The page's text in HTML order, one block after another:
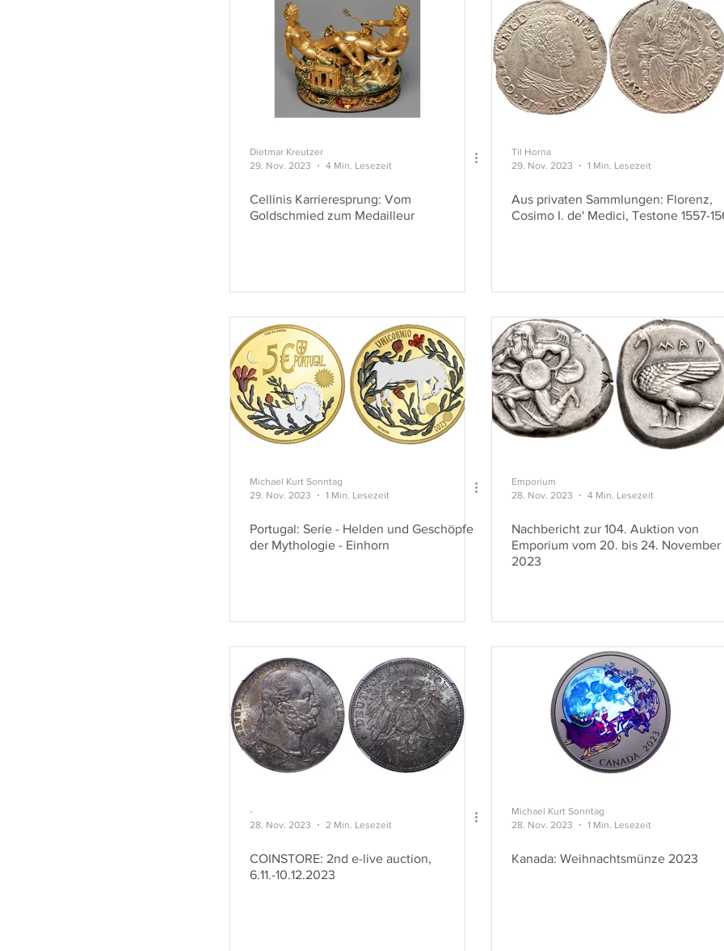
Leserpost
Dietmar Kreutzer
29. Nov. 2023
4 Min. Lesezeit
Cellinis Karrieresprung: Vom
Goldschmied zum Medailleur
Til Horna
29. Nov. 2023
1 Min. Lesezeit
Aus privaten Sammlungen: Florenz,
Cosimo I. de' Medici, Testone 1557-
Michael Kurt Sonntag
29. Nov. 2023
1 Min. Lesezeit
Portugal: Serie - Helden und Geschöpfe
der Mythologie - Einhorn
Emporium
28. Nov. 2023
4 Min. Lesezeit
Nachbericht zur 104. Auktion von
Emporium vom 20. bis 24. November
2023
-
28. Nov. 2023
2 Min. Lesezeit
COINSTORE: 2nd e-live auction,
6.11.-10.12.2023
Michael Kurt Sonntag
28. Nov. 2023
1 Min. Lesezeit
Kanada: Weihnachtsmünze 2023